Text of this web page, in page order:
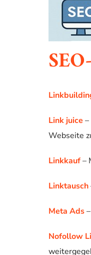
Link juice
Webseite
Linkkauf–
Linktausch
Meta Ads
Nofollow